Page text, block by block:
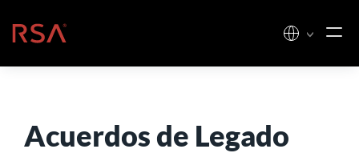
Inicio
Acuerdos de Legado